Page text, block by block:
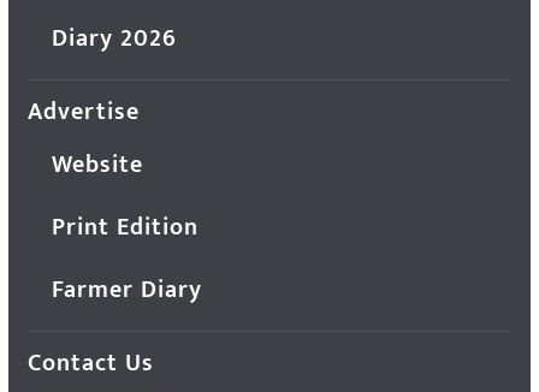
Diary 2026
Advertise
Website
Print Edition
Farmer Diary
Contact Us